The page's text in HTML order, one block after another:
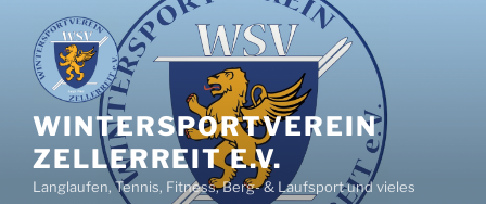
Inhalt
springen
WINTERSPORTVEREIN
ZELLERREIT E.V.
Langlaufen, Tennis, Fitness, Berg- & Laufsport und vieles